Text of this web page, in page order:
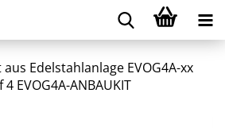
Edelstahlanlage EVOG4A-xx
EVOG4A-ANBAUKIT